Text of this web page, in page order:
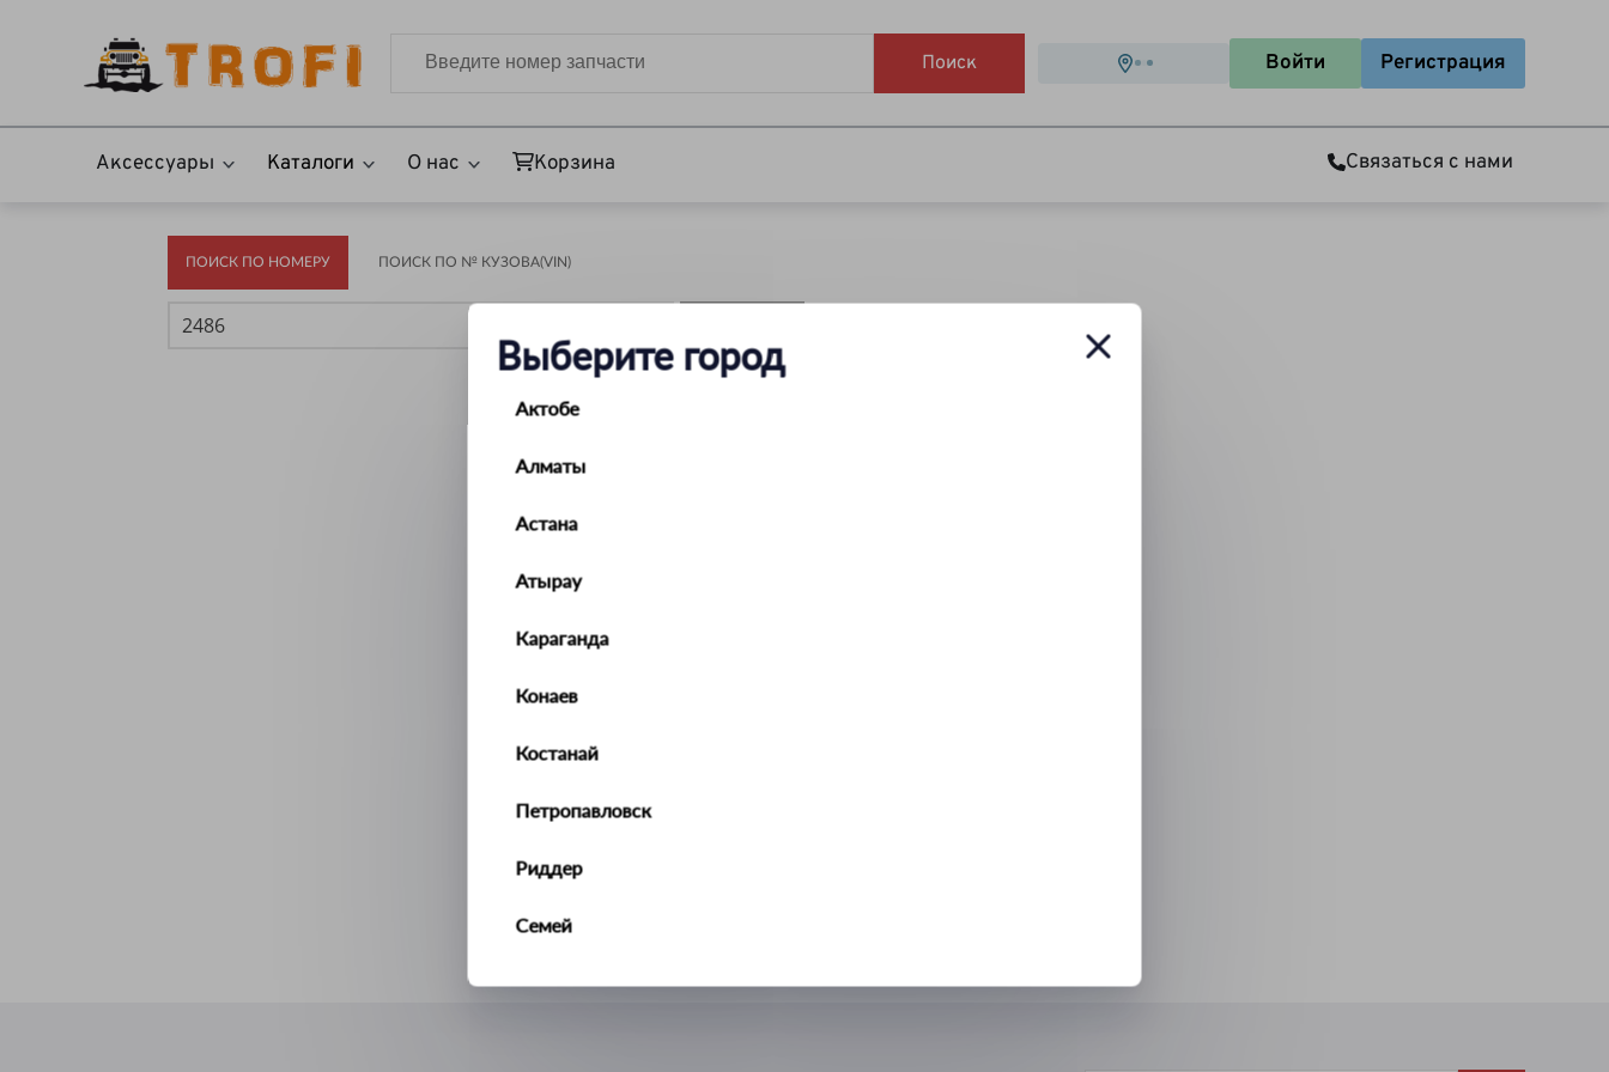
Поиск
Выберите город
Актобе
Алматы
Астана
Атырау
Караганда
Конаев
Костанай
Петропавловск
Риддер
Семей
Талдыкорган
Войти Регистрация
Аксессуары Каталоги О нас Корзина Связаться с нами
ПОИСК ПО НОМЕРУ ПОИСК ПО № КУЗОВА(VIN)